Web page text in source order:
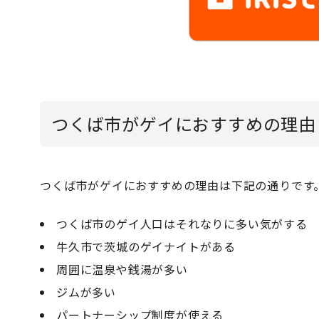
つくば市がゲイにおすすめの理由
つくば市がゲイにおすすめの理由は下記の通りです
つくば市のゲイ人口はそれなりに多い気がする
牛久市で茨城のゲイナイトがある
周囲に温泉や銭湯が多い
ジムが多い
パートナーシップ制度が使える